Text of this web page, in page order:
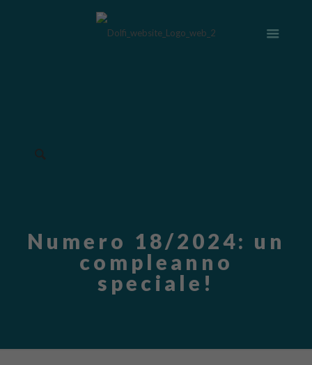
Numero 18/2024: un
compleanno
speciale!